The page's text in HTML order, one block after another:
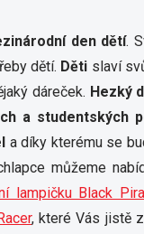
den dětí.
dětí. Děti slaví
dáreček. Hezký
a studentských
a díky kterému se
můžeme
lampičku Black
, které Vás jistě